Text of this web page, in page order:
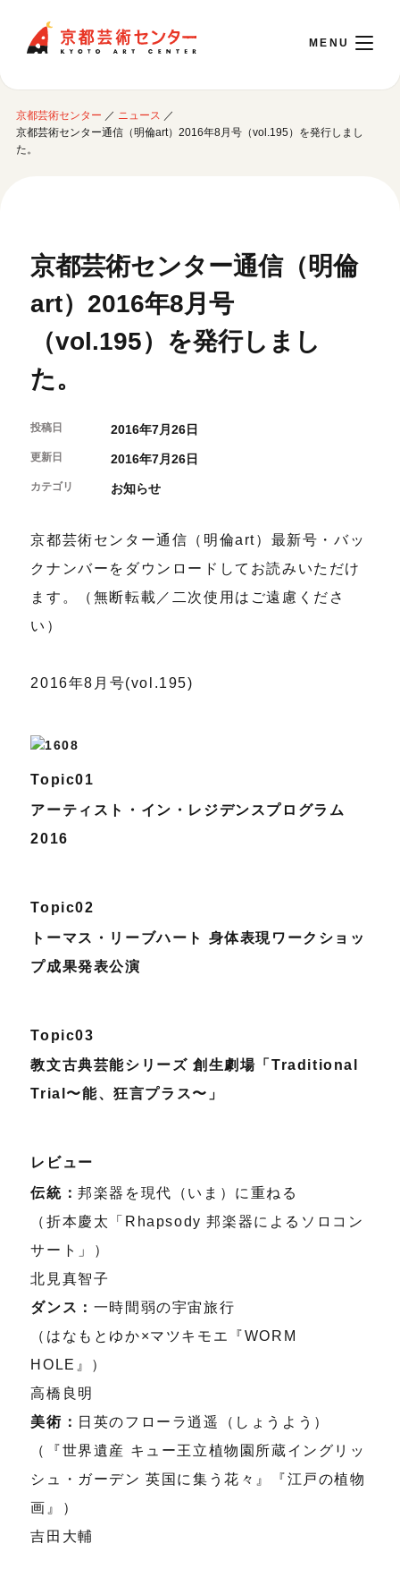
English
フェは11:00～18:00まで営業
ご利用案内
開館時間・アクセシビリティ
フロアガイド
交通アクセス
カフェ・ショップ
よくあるご質問
イベントに参加する
月間スケジュール
センターのプログラム・事業
制作室を使う
制作室について
制作室の使用方法・募集要項
ボランティア・サポーター
ボランティア
KACサポーター
京都芸術センターってどんなところ？
連携事業のご案内
お問い合わせ
オフィシャルSNS
京都芸術センター ／ ニュース ／
京都芸術センター通信（明倫art）2016年8月号（vol.195）を発行しまし
た。
京都芸術センター通信（明倫
art）2016年8月号
（vol.195）を発行しまし
た。
投稿日 2016年7月26日
更新日 2016年7月26日
カテゴリ お知らせ
京都芸術センター通信（明倫art）最新号・バッ
クナンバーをダウンロードしてお読みいただけ
ます。（無断転載／二次使用はご遠慮くださ
い）
2016年8月号(vol.195)
Topic01
アーティスト・イン・レジデンスプログラム
2016
Topic02
トーマス・リーブハート 身体表現ワークショッ
プ成果発表公演
Topic03
教文古典芸能シリーズ 創生劇場「Traditional
Trial〜能、狂言プラス〜」
レビュー
伝統：邦楽器を現代（いま）に重ねる
（折本慶太「Rhapsody 邦楽器によるソロコン
サート」）
北見真智子
ダンス： 一時間弱の宇宙旅行
（はなもとゆか×マツキモエ『WORM
HOLE』）
高橋良明
美術： 日英のフローラ逍遥（しょうよう）
（『世界遺産 キュー王立植物園所蔵イングリッ
シュ・ガーデン 英国に集う花々』『江戸の植物
画』）
吉田大輔